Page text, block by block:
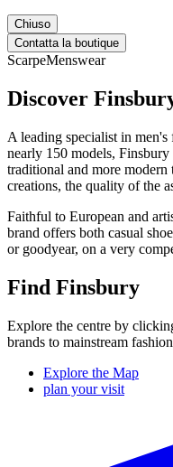
Chiuso
Contatta la boutique
ScarpeMenswear
Discover
A leading specialist in
nearly 150 models, Finsbury
traditional and more
creations, the quality of the
Faithful to European and
brand offers both casual
or goodyear, on a very
Find Finsbury
Explore the centre by
brands to mainstream
Explore the Map
plan your visit